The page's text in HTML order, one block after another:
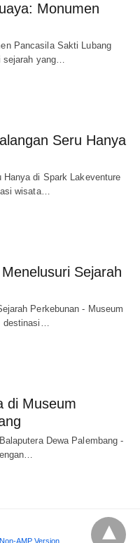
Monumen
Pancasila Sakti Lubang
sejarah yang…
Seru Hanya
Hanya di Spark Lakeventure
wisata…
Sejarah
Perkebunan - Museum
destinasi…
di Museum
Dewa Palembang -
AMP Version